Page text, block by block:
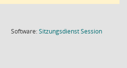
Software:SitzungsdienstSession(Wird in